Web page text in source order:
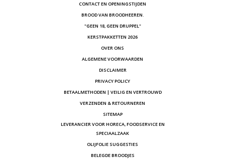
CONTACT EN OPENINGSTIJDEN
BROOD VAN BROODHEEREN.
"GEEN 18, GEEN DRUPPEL"
KERSTPAKKETTEN 2026
OVER ONS
ALGEMENE VOORWAARDEN
DISCLAIMER
PRIVACY POLICY
BETAALMETHODEN | VEILIG EN VERTROUWD
VERZENDEN & RETOURNEREN
SITEMAP
LEVERANCIER VOOR HORECA, FOODSERVICE EN
SPECIAALZAAK
OLIJFOLIE SUGGESTIES
BELEGDE BROODJES